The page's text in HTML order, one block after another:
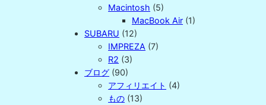
Macintosh (5)
MacBook Air (1)
SUBARU (12)
IMPREZA (7)
R2 (3)
ブログ (90)
アフィリエイト (4)
もの (13)